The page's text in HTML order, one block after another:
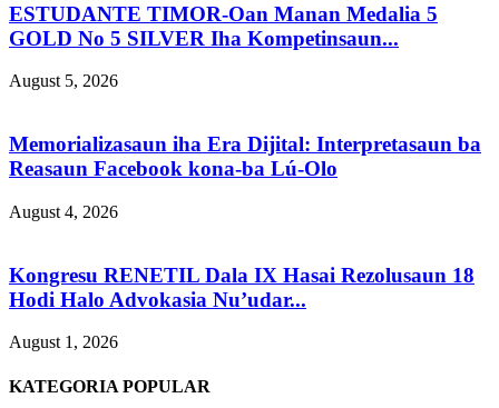
ESTUDANTE TIMOR-Oan Manan Medalia 5
GOLD No 5 SILVER Iha Kompetinsaun...
August 5, 2026
Memorializasaun iha Era Dijital: Interpretasaun ba
Reasaun Facebook kona-ba Lú-Olo
August 4, 2026
Kongresu RENETIL Dala IX Hasai Rezolusaun 18
Hodi Halo Advokasia Nu’udar...
August 1, 2026
KATEGORIA POPULAR